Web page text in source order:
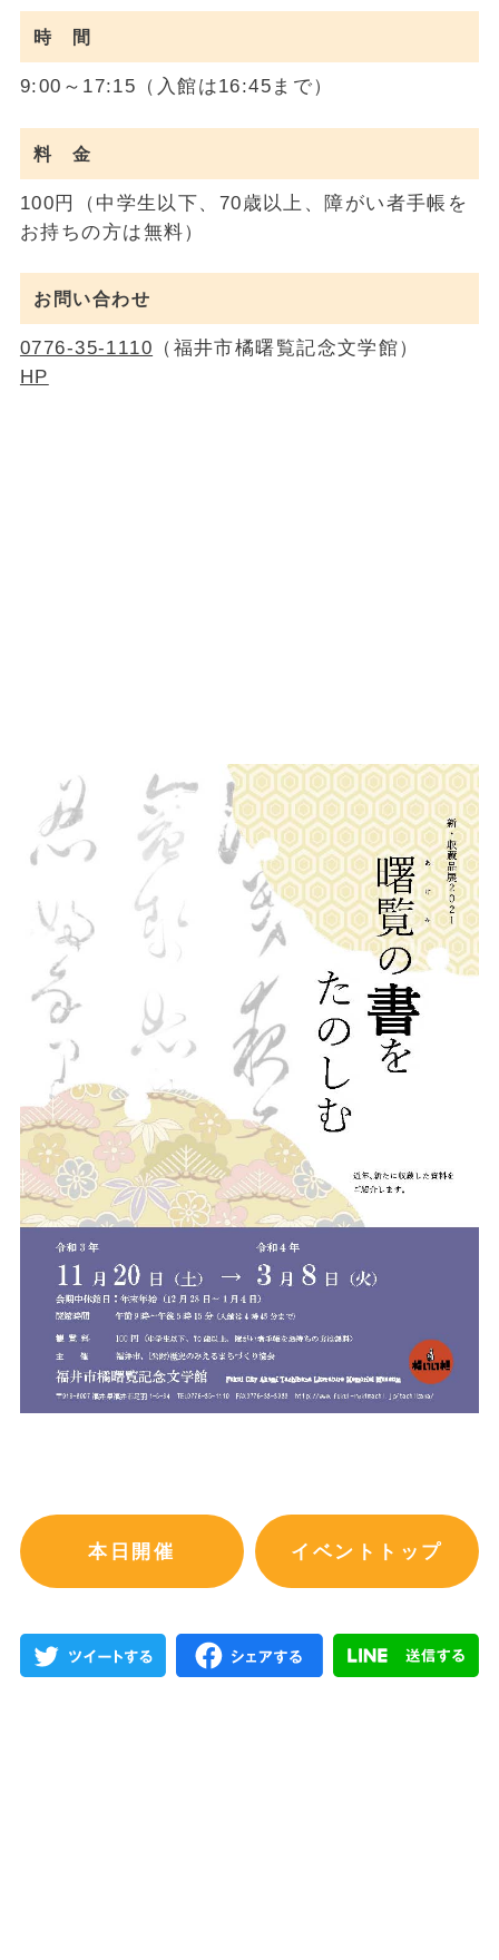
時 間
9:00～17:15（入館は16:45まで）
料 金
100円（中学生以下、70歳以上、障がい者手帳を
お持ちの方は無料）
お問い合わせ
0776-35-1110 （福井市橘曙覧記念文学館）
HP
本日開催 イベントトップ